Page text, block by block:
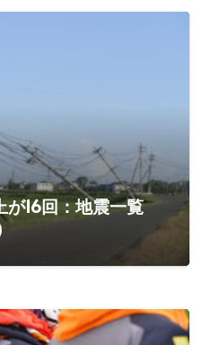
16回：地震一覧